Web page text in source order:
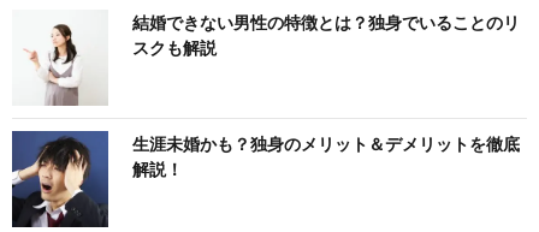
結婚できない男性の特徴とは？独身でいることのリ
スクも解説
生涯未婚かも？独身のメリット＆デメリットを徹底
解説！